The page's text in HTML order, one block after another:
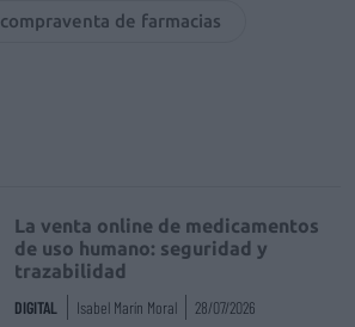
compraventa de farmacias
La venta online de medicamentos
de uso humano: seguridad y
trazabilidad
DIGITAL Isabel Marín Moral 28/07/2026